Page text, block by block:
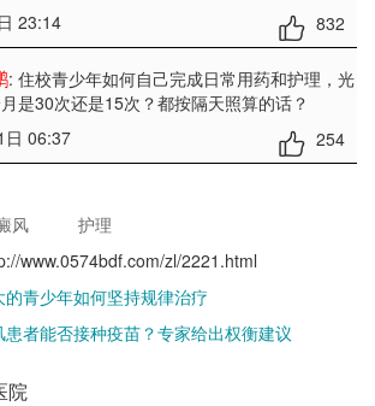
23:14
832
: 住校青少年如何自己完成日常用药和护理 ，光
是30次还是15次？都按隔天照算的话？
日 06:37
254
风
护理
www.0574bdf.com/zl/2221.html
青少年如何坚持规律治疗
患者能否接种疫苗？专家给出权衡建议
院